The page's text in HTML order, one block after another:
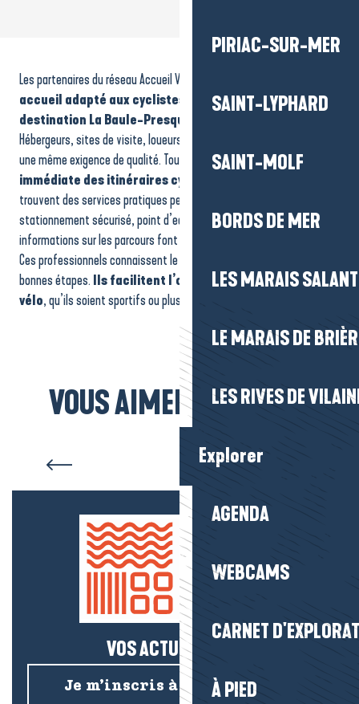
PIRIAC-SUR-MER
SAINT-LYPHARD
SAINT-MOLF
BORDS DE MER
LES MARAIS
LE MARAIS DE
LES RIVES DE
Explorer
AGENDA
WEBCAMS
CARNET
À PIED
Terre d'Estuaire
Le Castelli
Château des ducs de Bretagne - Le Voyage à Nantes
La Fleur des Marais
Relais International de la Jeunesse CLAJ
Hôtel - La Closerie
Musée de la Marine - Fort de Mindin
Domaine de Suscinio
Le Razay - Fol 74
Le sous-marin Espadon
Les partenaires du réseau Accueil Vélo s’engagent à offrir
accueil adapté aux cyclistes en itinérance sur la
destination La Baule-Presqu’île de Guérande.
Hébergeurs, sites de visite, loueurs ou offices de tourisme partagent
une même exigence de qualité. Tous sont situés à proximité
immédiate des itinéraires cyclables.
trouvent des services pratiques pensés pour leurs besoins :
stationnement sécurisé, point d’eau, kit de réparation ou
informations sur les parcours font partie des essentiels.
Ces professionnels connaissent le territoire et savent conseiller les
bonnes étapes. Ils facilitent l’organisation des séjours à
vélo, qu’ils soient sportifs ou plus tranquilles.
VOUS AIMEREZ AUSSI...
Itinéraires vélo
VOS ACTUS SALÉES !
Je m’inscris à la newsletter